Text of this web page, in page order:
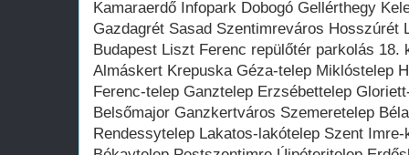
Kamaraerdő Infopark Dobogó Gellérthegy
Gazdagrét Sasad Szentimreváros Hosszúrét
Budapest Liszt Ferenc repülőtér parkolás 18.
Almáskert Krepuska Géza-telep Miklóstelep
Ferenc-telep Ganztelep Erzsébettelep
Belsőmajor Ganzkertváros Szemeretelep
Rendessytelep Lakatos-lakótelep Szent